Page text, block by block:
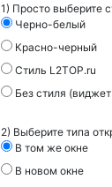
1) Просто выберите
Черно-белый
Красно-черный
Стиль L2TOP.ru
Без стиля
2) Выберите типа
В том же окне
В новом окне